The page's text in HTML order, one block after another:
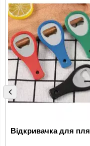
Відкривачка для